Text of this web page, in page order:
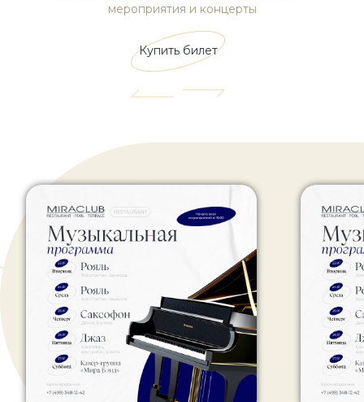
мероприятия и концерты
Купить билет